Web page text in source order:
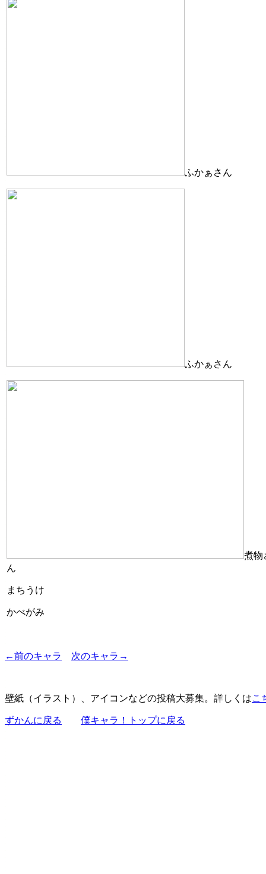
ふかぁさん
ふかぁさん
煮物
ん
まちうけ
かべがみ
←前のキャラ 次のキャラ→
壁紙（イラスト）、アイコンなどの投稿大募集。詳しくはこ
ずかんに戻る 僕キャラ！トップに戻る